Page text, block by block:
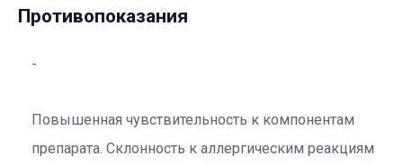
Противопоказания
Повышенная чувствительность к компонентам
препарата. Склонность к аллергическим реакциям